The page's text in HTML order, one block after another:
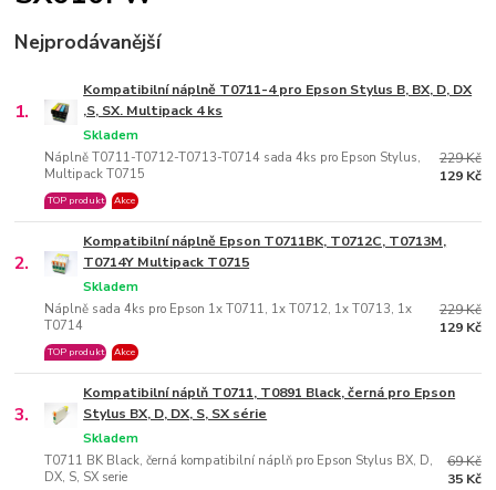
Nejprodávanější
1.
Kompatibilní náplně T0711-4 pro Epson Stylus B, BX, D, DX
,S, SX. Multipack 4 ks
Náplně T0711-T0712-T0713-T0714 sada 4ks pro Epson Stylus,
Multipack T0715
Skladem
TOP produkt Akce
229 Kč
129 Kč
2.
Kompatibilní náplně Epson T0711BK, T0712C, T0713M,
T0714Y Multipack T0715
Náplně sada 4ks pro Epson 1x T0711, 1x T0712, 1x T0713, 1x
T0714
Skladem
TOP produkt Akce
229 Kč
129 Kč
3.
Kompatibilní náplň T0711, T0891 Black, černá pro Epson
Stylus BX, D, DX, S, SX série
T0711 BK Black, černá kompatibilní náplň pro Epson Stylus BX, D,
DX, S, SX serie
Skladem
69 Kč
35 Kč